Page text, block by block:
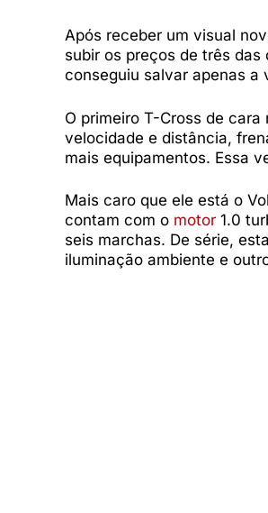
Após receber um visual
subir os preços de três
conseguiu salvar apenas a
O primeiro T-Cross de
velocidade e distância,
mais equipamentos. Essa
Mais caro que ele está o
contam com o motor 1.0
seis marchas. De série,
iluminação ambiente e